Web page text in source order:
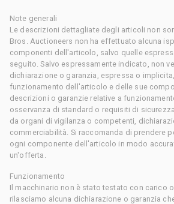
Note generali
Le descrizioni dettagliate degli articoli non
Bros. Auctioneers non ha effettuato alcuna
componenti dell'articolo, salvo quelle
seguito. Salvo espressamente indicato, non
dichiarazione o garanzia, espressa o
funzionamento dell'articolo e delle sue
descrizioni o garanzie relative a
osservanza di standard o requisiti di
da organi di vigilanza o competenti,
commerciabilità. Si raccomanda di prendere
ogni componente dell'articolo in modo
un'offerta.
Funzionamento
Il macchinario non è stato testato con carico
rilasciamo alcuna dichiarazione o garanzia